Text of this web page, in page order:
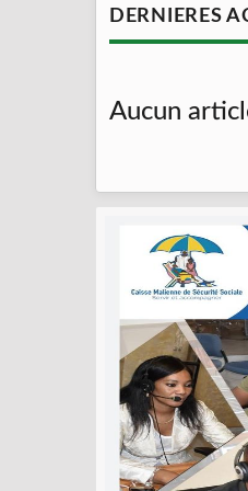
DERNIERES
Aucun